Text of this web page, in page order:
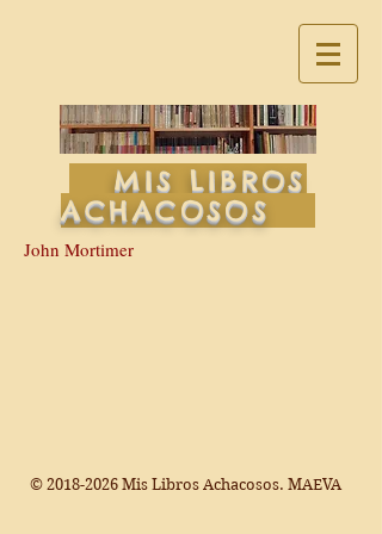
MIS LIBROS
ACHACOSOS
John Mortimer
© 2018-2026 Mis Libros Achacosos. MAEVA